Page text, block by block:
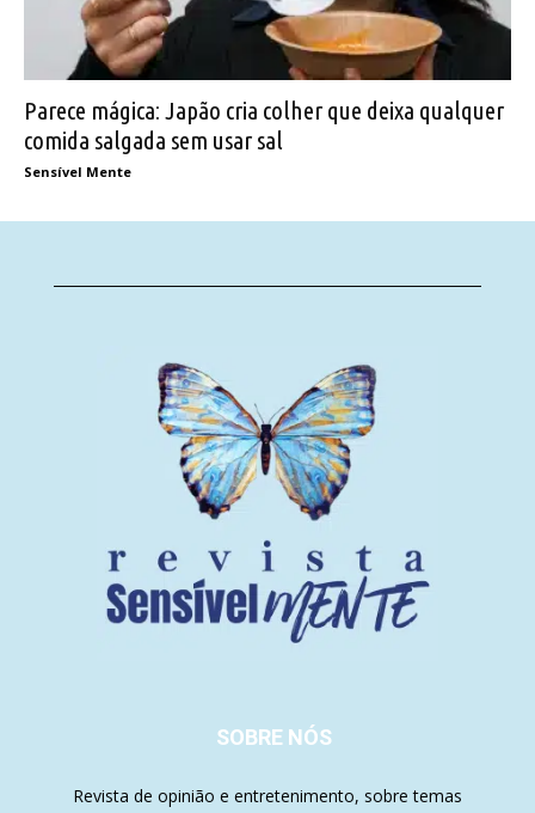
Parece mágica: Japão cria colher que deixa qualquer
comida salgada sem usar sal
Sensível Mente
SOBRE NÓS
Revista de opinião e entretenimento, sobre temas